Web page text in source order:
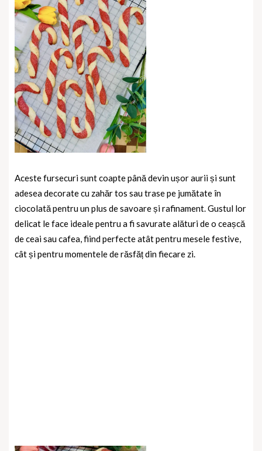
Aceste fursecuri sunt coapte până devin ușor aurii și sunt
adesea decorate cu zahăr tos sau trase pe jumătate în
ciocolată pentru un plus de savoare și rafinament. Gustul lor
delicat le face ideale pentru a fi savurate alături de o ceașcă
de ceai sau cafea, fiind perfecte atât pentru mesele festive,
cât și pentru momentele de răsfăț din fiecare zi.